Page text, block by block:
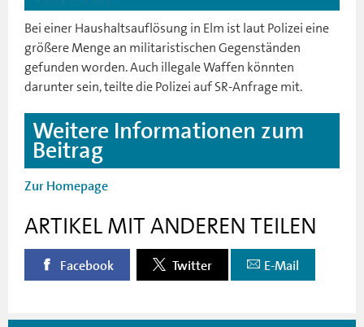
Bei einer Haushaltsauflösung in Elm ist laut Polizei eine
größere Menge an militaristischen Gegenständen
gefunden worden. Auch illegale Waffen könnten
darunter sein, teilte die Polizei auf SR-Anfrage mit.
Weitere Informationen zum
Beitrag
Zur Homepage
ARTIKEL MIT ANDEREN TEILEN
Facebook Twitter E-Mail